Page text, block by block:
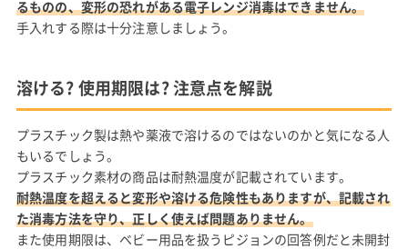
るものの、変形の恐れがある電子レンジ消毒はできません。
手入れする際は十分注意しましょう。
溶ける? 使用期限は? 注意点を解説
プラスチック製は熱や薬液で溶けるのではないのかと気になる人
もいるでしょう。
プラスチック素材の商品は耐熱温度が記載されています。
耐熱温度を超えると変形や溶ける危険性もありますが、記載され
た消毒方法を守り、正しく使えば問題ありません。
また使用期限は、ベビー用品を扱うピジョンの回答例だと未開封